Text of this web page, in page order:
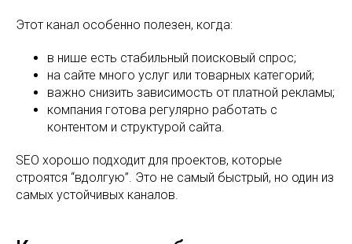
Этот канал особенно полезен, когда:
в нише есть стабильный поисковый спрос;
на сайте много услуг или товарных категорий;
важно снизить зависимость от платной рекламы;
компания готова регулярно работать с
контентом и структурой сайта.
SEO хорошо подходит для проектов, которые
строятся “вдолгую”. Это не самый быстрый, но один из
самых устойчивых каналов.